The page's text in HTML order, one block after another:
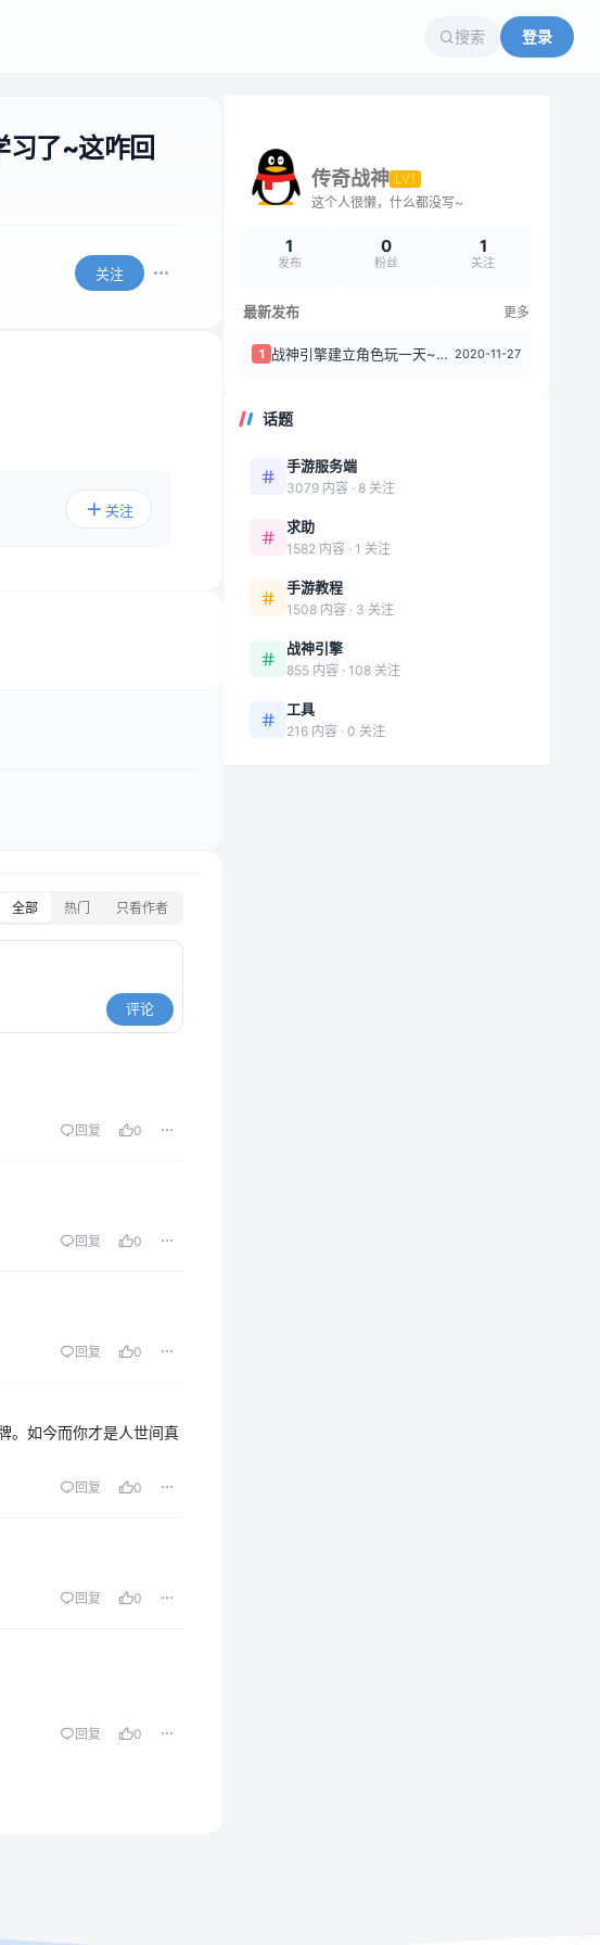
搜索 登录
习了~这咋回
关注
关注
全部 热门 只看作者
评论
回复 0
回复 0
回复 0
。如今而你才是人世间真
回复 0
回复 0
回复
0
传奇战神 LV1
这个人很懒，什么都没写~
1
发布
0
粉丝
1
关注
最新发布 更多
1 战神引擎建立角色玩一天~第二天号空了~连学完的技能都变成是未学习了~这咋回事阿​ 2020-11-27
话题
手游服务端
3079 内容 · 8 关注
求助
1582 内容 · 1 关注
手游教程
1508 内容 · 3 关注
战神引擎
855 内容 · 108 关注
工具
216 内容 · 0 关注